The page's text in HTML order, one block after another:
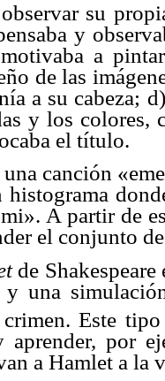
observar su
y
a
de las
a su cabeza;
y los colores,
el título.
una canción
A partir de
el conjunto
de
una
Este
aprender, por
a Hamlet a la